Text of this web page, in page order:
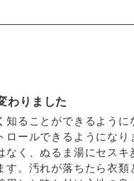
わりました
ることができるよう
ールできるようになり
く、ぬるま湯にセス
。汚れが落ちたら衣